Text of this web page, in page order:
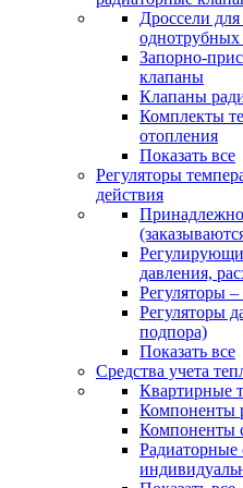
Дроссели
однотрубных
Запорно-
клапаны
Клапаны
Комплекты
отопления
Показать все
Регуляторы
действия
давления,
Регуляторы –
Регуляторы
подпора)
Показать все
Средства учета
Квартирные
Компоненты
Компоненты
Радиаторные